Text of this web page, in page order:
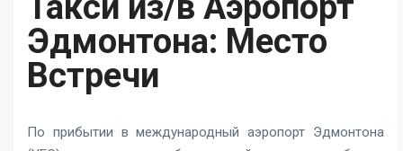
Эдмонтона: Место
Встречи
По прибытии в международный аэропорт Эдмонтона